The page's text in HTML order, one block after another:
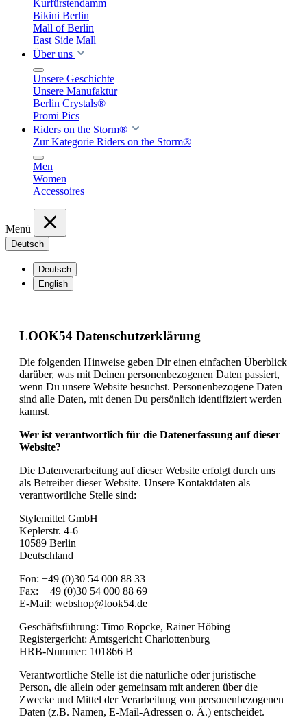
Kurfürstendamm
Bikini Berlin
Mall of Berlin
East Side Mall
Über uns
Unsere Geschichte
Unsere Manufaktur
Berlin Crystals®
Promi Pics
Riders on the Storm®
Zur Kategorie Riders on the Storm®
Men
Women
Accessoires
Menü
Deutsch
Deutsch
English
LOOK54 Datenschutzerklärung
Die folgenden Hinweise geben Dir einen einfachen Überblick
darüber, was mit Deinen personenbezogenen Daten passiert,
wenn Du unsere Website besuchst. Personenbezogene Daten
sind alle Daten, mit denen Du persönlich identifiziert werden
kannst.
Wer ist verantwortlich für die Datenerfassung auf dieser
Website?
Die Datenverarbeitung auf dieser Website erfolgt durch uns
als Betreiber dieser Website. Unsere Kontaktdaten als
verantwortliche Stelle sind:
Stylemittel GmbH
Keplerstr. 4-6
10589 Berlin
Deutschland
Fon: +49 (0)30 54 000 88 33
Fax: +49 (0)30 54 000 88 69
E-Mail: webshop@look54.de
Geschäftsführung: Timo Röpcke, Rainer Höbing
Registergericht: Amtsgericht Charlottenburg
HRB-Nummer: 101866 B
Verantwortliche Stelle ist die natürliche oder juristische
Person, die allein oder gemeinsam mit anderen über die
Zwecke und Mittel der Verarbeitung von personenbezogenen
Daten (z.B. Namen, E-Mail-Adressen o. Ä.) entscheidet.